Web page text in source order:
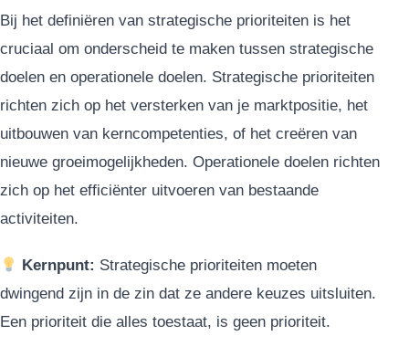
Bij het definiëren van strategische prioriteiten is het
cruciaal om onderscheid te maken tussen strategische
doelen en operationele doelen. Strategische prioriteiten
richten zich op het versterken van je marktpositie, het
uitbouwen van kerncompetenties, of het creëren van
nieuwe groeimogelijkheden. Operationele doelen richten
zich op het efficiënter uitvoeren van bestaande
activiteiten.
Kernpunt: Strategische prioriteiten moeten
dwingend zijn in de zin dat ze andere keuzes uitsluiten.
Een prioriteit die alles toestaat, is geen prioriteit.